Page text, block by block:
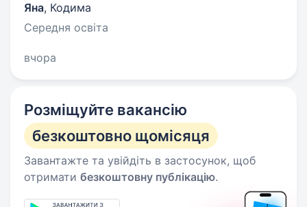
Яна, Кодима
Середня освіта
вчора
Розміщуйте вакансію
безкоштовно щомісяця
Завантажте та увійдіть в застосунок, щоб
отримати безкоштовну публікацію.